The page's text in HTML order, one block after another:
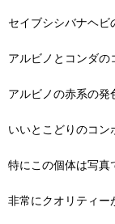
セイブシシバナヘビ
アルビノとコンダの
アルビノの赤系の発
いいとこどりのコン
特にこの個体は写真
非常にクオリティー